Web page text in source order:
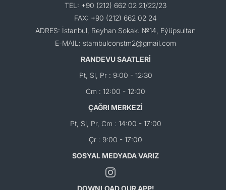
TEL: +90 (212) 662 02 21/22/23
FAX: +90 (212) 662 02 24
ADRES: İstanbul, Reyhan Sokak. №14, Eýüpsultan
E-MAIL: stambulconstm2@gmail.com
RANDEVU SAATLERİ
Pt, Sl, Pr : 9:00 - 12:30
Cm : 12:00 - 12:00
ÇAĞRI MERKEZİ
Pt, Sl, Pr, Cm : 14:00 - 17:00
Çr : 9:00 - 17:00
SOSYAL MEDYADA VARIZ